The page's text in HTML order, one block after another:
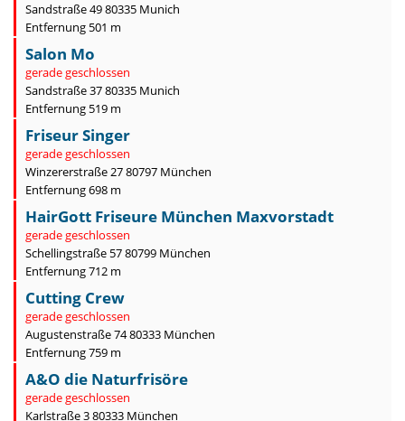
Sandstraße 49 80335 Munich
Entfernung 501 m
Salon Mo
gerade geschlossen
Sandstraße 37 80335 Munich
Entfernung 519 m
Friseur Singer
gerade geschlossen
Winzererstraße 27 80797 München
Entfernung 698 m
HairGott Friseure München Maxvorstadt
gerade geschlossen
Schellingstraße 57 80799 München
Entfernung 712 m
Cutting Crew
gerade geschlossen
Augustenstraße 74 80333 München
Entfernung 759 m
A&O die Naturfrisöre
gerade geschlossen
Karlstraße 3 80333 München